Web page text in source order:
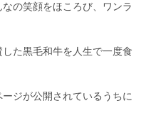
の笑顔をほころび、ワンラ
た黒毛和牛を人生で一度食
ジが公開されているうちに